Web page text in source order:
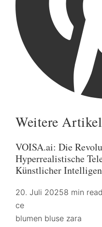
Weitere Artikel
VOISA.ai: Die
Hyperrealistische
Künstlicher
20. Juli 20258 min read
ce
blumen bluse zara